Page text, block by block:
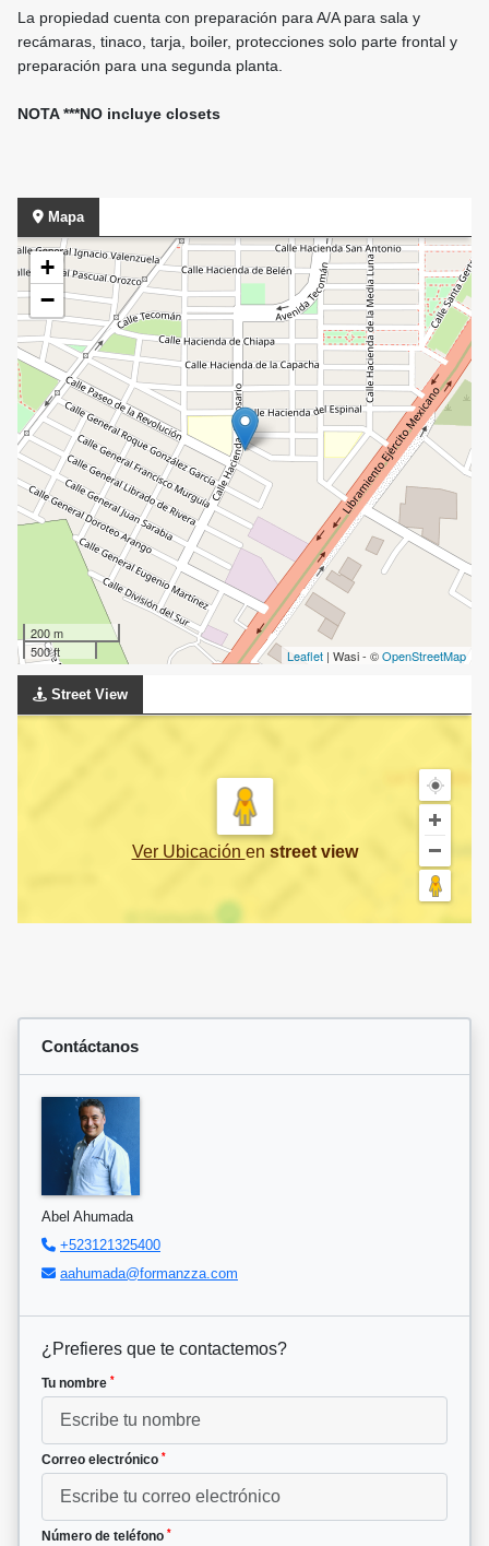
La propiedad cuenta con preparación para A/A para sala y
recámaras, tinaco, tarja, boiler, protecciones solo parte frontal y
preparación para una segunda planta.
NOTA ***NO incluye closets
Mapa
+
−
200 m
500 ft
Leaflet | Wasi - ©OpenStreetMap
Street View
Ver Ubicación en street view
Contáctanos
Abel Ahumada
+523121325400
aahumada@formanzza.com
¿Prefieres que te contactemos?
Tu nombre *
Correo electrónico *
Número de teléfono *